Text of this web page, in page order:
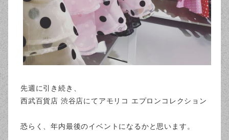
先週に引き続き、
西武百貨店 渋谷店にてアモリコ エプロンコレクション
恐らく、年内最後のイベントになるかと思います。